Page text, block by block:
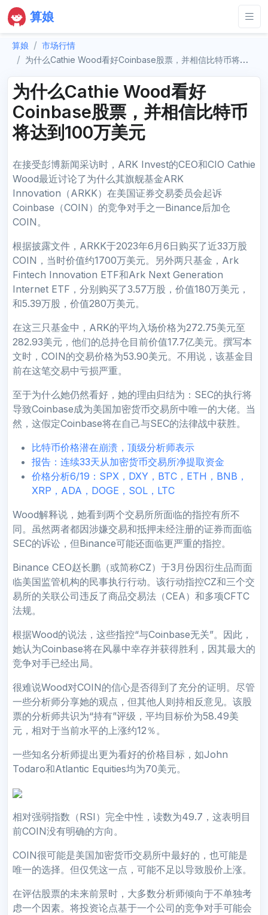
算娘
算娘
市场行情
为什么Cathie Wood看好Coinbase股票，并相信比特币将达到100万美元
为什么Cathie Wood看好
Coinbase股票，并相信比特币
将达到100万美元
在接受彭博新闻采访时，ARK Invest的CEO和CIO Cathie
Wood最近讨论了为什么其旗舰基金ARK
Innovation（ARKK）在美国证券交易委员会起诉
Coinbase（COIN）的竞争对手之一Binance后加仓
COIN。
根据披露文件，ARKK于2023年6月6日购买了近33万股
COIN，当时价值约1700万美元。另外两只基金，Ark
Fintech Innovation ETF和Ark Next Generation
Internet ETF，分别购买了3.57万股，价值180万美元，
和5.39万股，价值280万美元。
在这三只基金中，ARK的平均入场价格为272.75美元至
282.93美元，他们的总持仓目前价值17.7亿美元。撰写本
文时，COIN的交易价格为53.90美元。不用说，该基金目
前在这笔交易中亏损严重。
至于为什么她仍然看好，她的理由归结为：SEC的执行将
导致Coinbase成为美国加密货币交易所中唯一的大佬。当
然，这假定Coinbase将在自己与SEC的法律战中获胜。
比特币价格潜在崩溃，顶级分析师表示
报告：连续33天从加密货币交易所净提取资金
价格分析6/19：SPX，DXY，BTC，ETH，BNB，
XRP，ADA，DOGE，SOL，LTC
Wood解释说，她看到两个交易所所面临的指控有所不
同。虽然两者都因涉嫌交易和抵押未经注册的证券而面临
SEC的诉讼，但Binance可能还面临更严重的指控。
Binance CEO赵长鹏（或简称CZ）于3月份因衍生品而面
临美国监管机构的民事执行行动。该行动指控CZ和三个交
易所的关联公司违反了商品交易法（CEA）和多项CFTC
法规。
根据Wood的说法，这些指控“与Coinbase无关”。因此，
她认为Coinbase将在风暴中幸存并获得胜利，因其最大的
竞争对手已经出局。
很难说Wood对COIN的信心是否得到了充分的证明。尽管
一些分析师分享她的观点，但其他人则持相反意见。该股
票的分析师共识为“持有”评级，平均目标价为58.49美
元，相对于当前水平的上涨约12％。
一些知名分析师提出更为看好的价格目标，如John
Todaro和Atlantic Equities均为70美元。
相对强弱指数（RSI）完全中性，读数为49.7，这表明目
前COIN没有明确的方向。
COIN很可能是美国加密货币交易所中最好的，也可能是
唯一的选择。但仅凭这一点，可能不足以导致股价上涨。
在评估股票的未来前景时，大多数分析师倾向于不单独考
虑一个因素。将投资论点基于一个公司的竞争对手可能会